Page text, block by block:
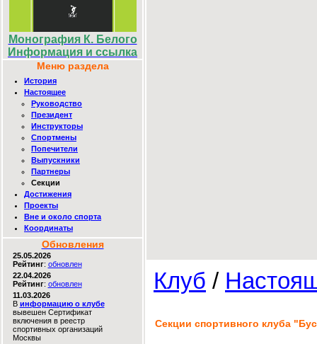
Монография К. Белого
Информация и ссылка
Меню раздела
История
Настоящее
Руководство
Президент
Инструкторы
Спортмены
Попечители
Выпускники
Партнеры
Секции
Достижения
Проекты
Вне и около спорта
Координаты
Обновления
25.05.2026
Рейтинг: обновлен
22.04.2026
Рейтинг: обновлен
11.03.2026
В информацию о клубе
вывешен Сертификат
включения в реестр
спортивных организаций
Москвы
Клуб /
Секции спортивного клуба